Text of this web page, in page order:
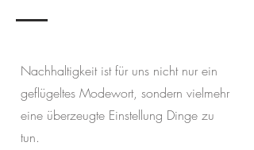
Nachhaltigkeit ist für uns nicht nur ein
geflügeltes Modewort, sondern vielmehr
eine überzeugte Einstellung Dinge zu
tun.